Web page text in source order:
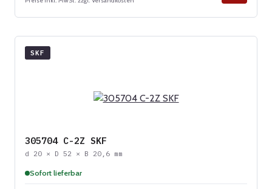
SKF
305704 C-2Z SKF
d 20 × D 52 × B 20,6 mm
Sofort lieferbar